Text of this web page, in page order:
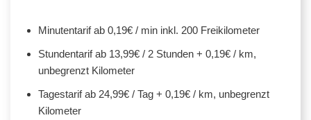
Minutentarif ab 0,19€ / min inkl. 200 Freikilometer
Stundentarif ab 13,99€ / 2 Stunden + 0,19€ / km,
unbegrenzt Kilometer
Tagestarif ab 24,99€ / Tag + 0,19€ / km, unbegrenzt
Kilometer